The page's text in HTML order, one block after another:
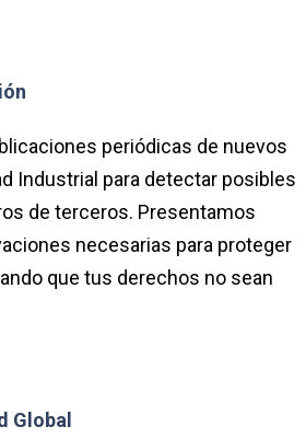
periódicas de nuevos
Industrial para detectar posibles
de terceros. Presentamos
necesarias para proteger
que tus derechos no sean
Global